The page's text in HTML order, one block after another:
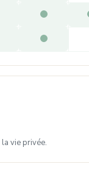
vie privée.